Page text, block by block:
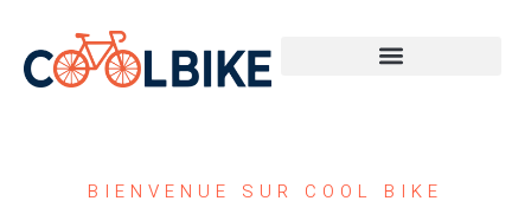
BIENVENUE SUR COOL BIKE